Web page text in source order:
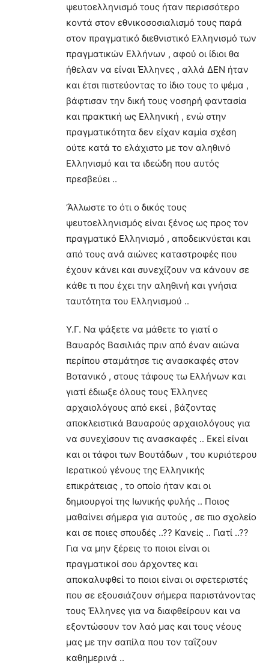
ψευτοελληνισμό τους ήταν περισσότερο
κοντά στον εθνικοσοσιαλισμό τους παρά
στον πραγματικό διεθνιστικό Ελληνισμό των
πραγματικών Ελλήνων , αφού οι ίδιοι θα
ήθελαν να είναι Έλληνες , αλλά ΔΕΝ ήταν
και έτσι πιστεύοντας το ίδιο τους το ψέμα ,
βάφτισαν την δική τους νοσηρή φαντασία
και πρακτική ως Ελληνική , ενώ στην
πραγματικότητα δεν είχαν καμία σχέση
ούτε κατά το ελάχιστο με τον αληθινό
Ελληνισμό και τα ιδεώδη που αυτός
πρεσβεύει ..
‘Άλλωστε το ότι ο δικός τους
ψευτοελληνισμός είναι ξένος ως προς τον
πραγματικό Ελληνισμό , αποδεικνύεται και
από τους ανά αιώνες καταστροφές που
έχουν κάνει και συνεχίζουν να κάνουν σε
κάθε τι που έχει την αληθινή και γνήσια
ταυτότητα του Ελληνισμού ..
Υ.Γ. Να ψάξετε να μάθετε το γιατί ο
Βαυαρός Βασιλιάς πριν από έναν αιώνα
περίπου σταμάτησε τις ανασκαφές στον
Βοτανικό , στους τάφους τω Ελλήνων και
γιατί έδιωξε όλους τους Έλληνες
αρχαιολόγους από εκεί , βάζοντας
αποκλειστικά Βαυαρούς αρχαιολόγους για
να συνεχίσουν τις ανασκαφές .. Εκεί είναι
και οι τάφοι των Βουτάδων , του κυριότερου
Ιερατικού γένους της Ελληνικής
επικράτειας , το οποίο ήταν και οι
δημιουργοί της Ιωνικής φυλής .. Ποιος
μαθαίνει σήμερα για αυτούς , σε πιο σχολείο
και σε ποιες σπουδές ..?? Κανείς .. Γιατί ..??
Για να μην ξέρεις το ποιοι είναι οι
πραγματικοί σου άρχοντες και
αποκαλυφθεί το ποιοι είναι οι σφετεριστές
που σε εξουσιάζουν σήμερα παριστάνοντας
τους Έλληνες για να διαφθείρουν και να
εξοντώσουν τον λαό μας και τους νέους
μας με την σαπίλα που τον ταΐζουν
καθημερινά ..